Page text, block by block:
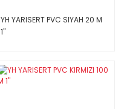
YH YARISERT PVC SIYAH 20 M
1''